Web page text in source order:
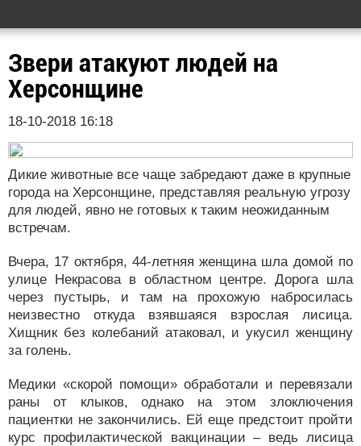
Звери атакуют людей на
Херсонщине
18-10-2018 16:18
Дикие животные все чаще забредают даже в крупные
города на Херсонщине, представляя реальную угрозу
для людей, явно не готовых к таким неожиданным
встречам.
Вчера, 17 октября, 44-летняя женщина шла домой по
улице Некрасова в областном центре. Дорога шла
через пустырь, и там на прохожую набросилась
неизвестно откуда взявшаяся взрослая лисица.
Хищник без колебаний атаковал, и укусил женщину
за голень.
Медики «скорой помощи» обработали и перевязали
раны от клыков, однако на этом злоключения
пациентки не закончились. Ей еще предстоит пройти
курс профилактической вакцинации – ведь лисица